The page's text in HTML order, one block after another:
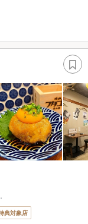
典対象店